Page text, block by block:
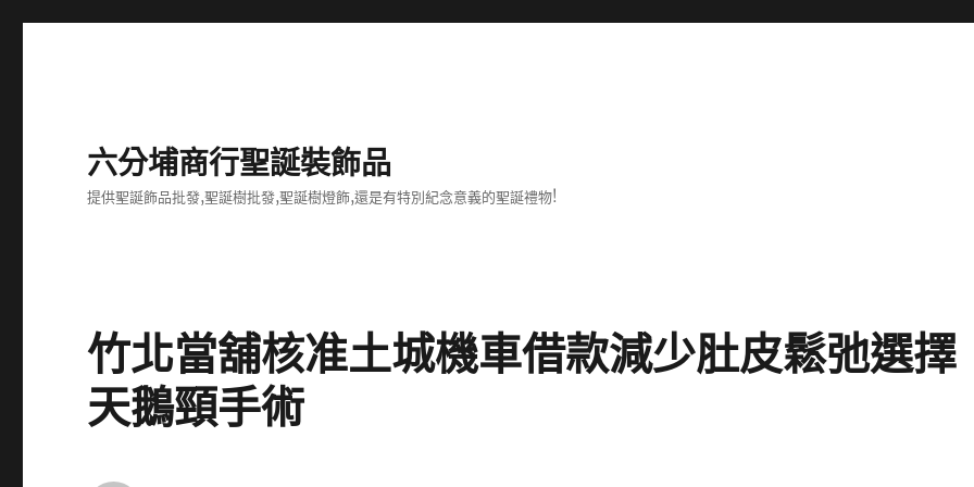
六分埔商行聖誕裝飾品
提供聖誕飾品批發,聖誕樹批發,聖誕樹燈飾,還是有特別紀念意義的聖誕禮物!
竹北當舖核准土城機車借款減少肚皮鬆弛選擇
天鵝頸手術